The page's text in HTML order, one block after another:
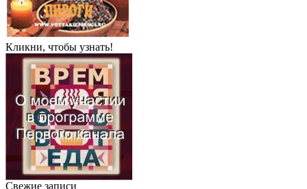
Кликни, чтобы узнать!
Свежие записи